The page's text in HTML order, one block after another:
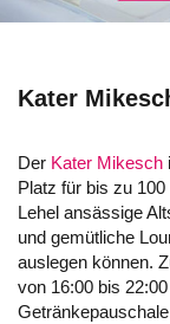
Kater
Der Kater Mikesch
Platz für bis zu
Lehel ansässige
und gemütliche
auslegen können.
von 16:00 bis